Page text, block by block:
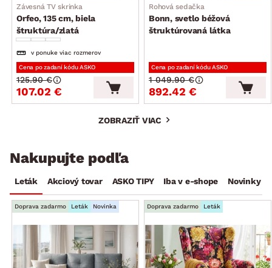
Závesná TV skrinka
Orfeo, 135 cm, biela
štruktúra/zlatá
v ponuke viac rozmerov
Cena po zadaní kódu ASKO
107.02 €
125.90 €
Rohová sedačka
Bonn, svetlo béžová
štruktúrovaná látka
Cena po zadaní kódu ASKO
892.42 €
1 049.90 €
ZOBRAZIŤ VIAC
Nakupujte podľa
Leták Akciový tovar ASKO TIPY Iba v e-shope Novinky
Doprava zadarmo Leták Novinka Doprava zadarmo Leták